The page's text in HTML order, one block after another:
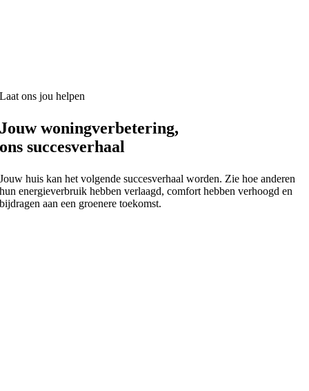
Laat ons jou helpen
Jouw woningverbetering,
ons succesverhaal
Jouw huis kan het volgende succesverhaal worden. Zie hoe anderen
hun energieverbruik hebben verlaagd, comfort hebben verhoogd en
bijdragen aan een groenere toekomst.